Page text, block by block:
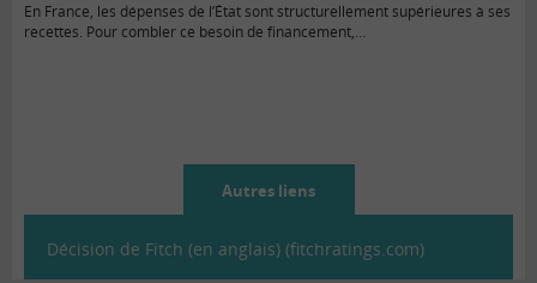
En France, les dépenses de l’État sont structurellement supérieures à ses
recettes. Pour combler ce besoin de financement,…
Autres liens
Décision de Fitch (en anglais) (fitchratings.com)